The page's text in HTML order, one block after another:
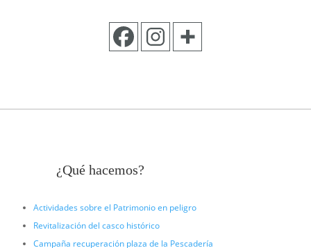
¿Qué hacemos?
Actividades sobre el Patrimonio en peligro
Revitalización del casco histórico
Campaña recuperación plaza de la Pescadería